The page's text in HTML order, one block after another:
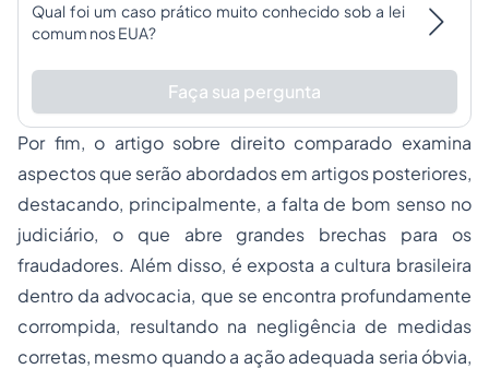
Qual foi um caso prático muito conhecido sob a lei
comum nos EUA?
Faça sua pergunta
Por fim, o artigo sobre direito comparado examina
aspectos que serão abordados em artigos posteriores,
destacando, principalmente, a falta de bom senso no
judiciário, o que abre grandes brechas para os
fraudadores. Além disso, é exposta a cultura brasileira
dentro da advocacia, que se encontra profundamente
corrompida, resultando na negligência de medidas
corretas, mesmo quando a ação adequada seria óbvia,